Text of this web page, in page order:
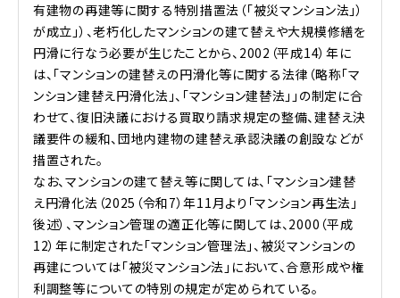
有建物の再建等に関する特別措置法（「被災マンション法」）
が成立」）、老朽化したマンションの建て替えや大規模修繕を
円滑に行なう必要が生じたことから、2002（平成14）年に
は、「マンションの建替えの円滑化等に関する法律（略称「マ
ンション建替え円滑化法」、「マンション建替法」」の制定に合
わせて、復旧決議における買取り請求規定の整備、建替え決
議要件の緩和、団地内建物の建替え承認決議の創設などが
措置された。
なお、マンションの建て替え等に関しては、「マンション建替
え円滑化法（2025（令和7）年11月より「マンション再生法」
後述）、マンション管理の適正化等に関しては、2000（平成
12）年に制定された「マンション管理法」、被災マンションの
再建については「被災マンション法」において、合意形成や権
利調整等についての特別の規定が定められている。